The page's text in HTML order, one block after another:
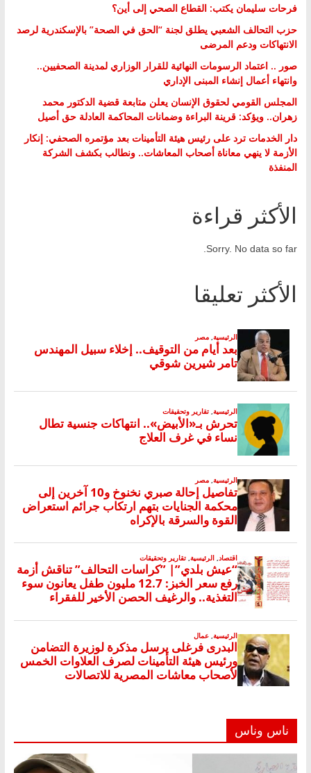
فرحات سليمان يكتب: القطاع الصحي إلى أين؟
حزب التحالف الشعبي يطلق لجنة “الحق في الصحة” بالإسكندرية لرصد
الانتهاكات ودعم المرضى
صور .. اعتماد الرسومات النهائية للقرار الوزاري لمدينة الصحفيين..
وانتهاء أعمال إنشاء المبنى الإداري
المجلس القومي لحقوق الإنسان يعلن متابعة قضية الدكتور محمد
زهران.. ويؤكد: قرينة البراءة وضمانات المحاكمة العادلة حق أصيل
دار الخدمات ترد على رئيس هيئة التأمينات بعد مؤتمره الصحفي: إنكار
الأزمة لا ينهي معاناة أصحاب المعاشات.. ونطالب بكشف الشركة
المنفذة
الأكثر قراءة
Sorry. No data so far.
الأكثر تعليقا
ناس وناس